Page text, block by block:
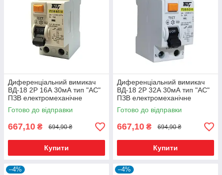
Диференціальний вимикач
ВД-18 2Р 16А 30мА тип "АС"
ПЗВ електромеханічне
Готово до відправки
667,10 ₴ 694,90 ₴
Купити
Диференціальний вимикач
ВД-18 2Р 32А 30мА тип "АС"
ПЗВ електромеханічне
Готово до відправки
667,10 ₴ 694,90 ₴
Купити
–4% –4%